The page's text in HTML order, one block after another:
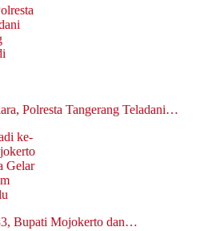
Polresta Tangerang Teladani…
Bupati Mojokerto dan…